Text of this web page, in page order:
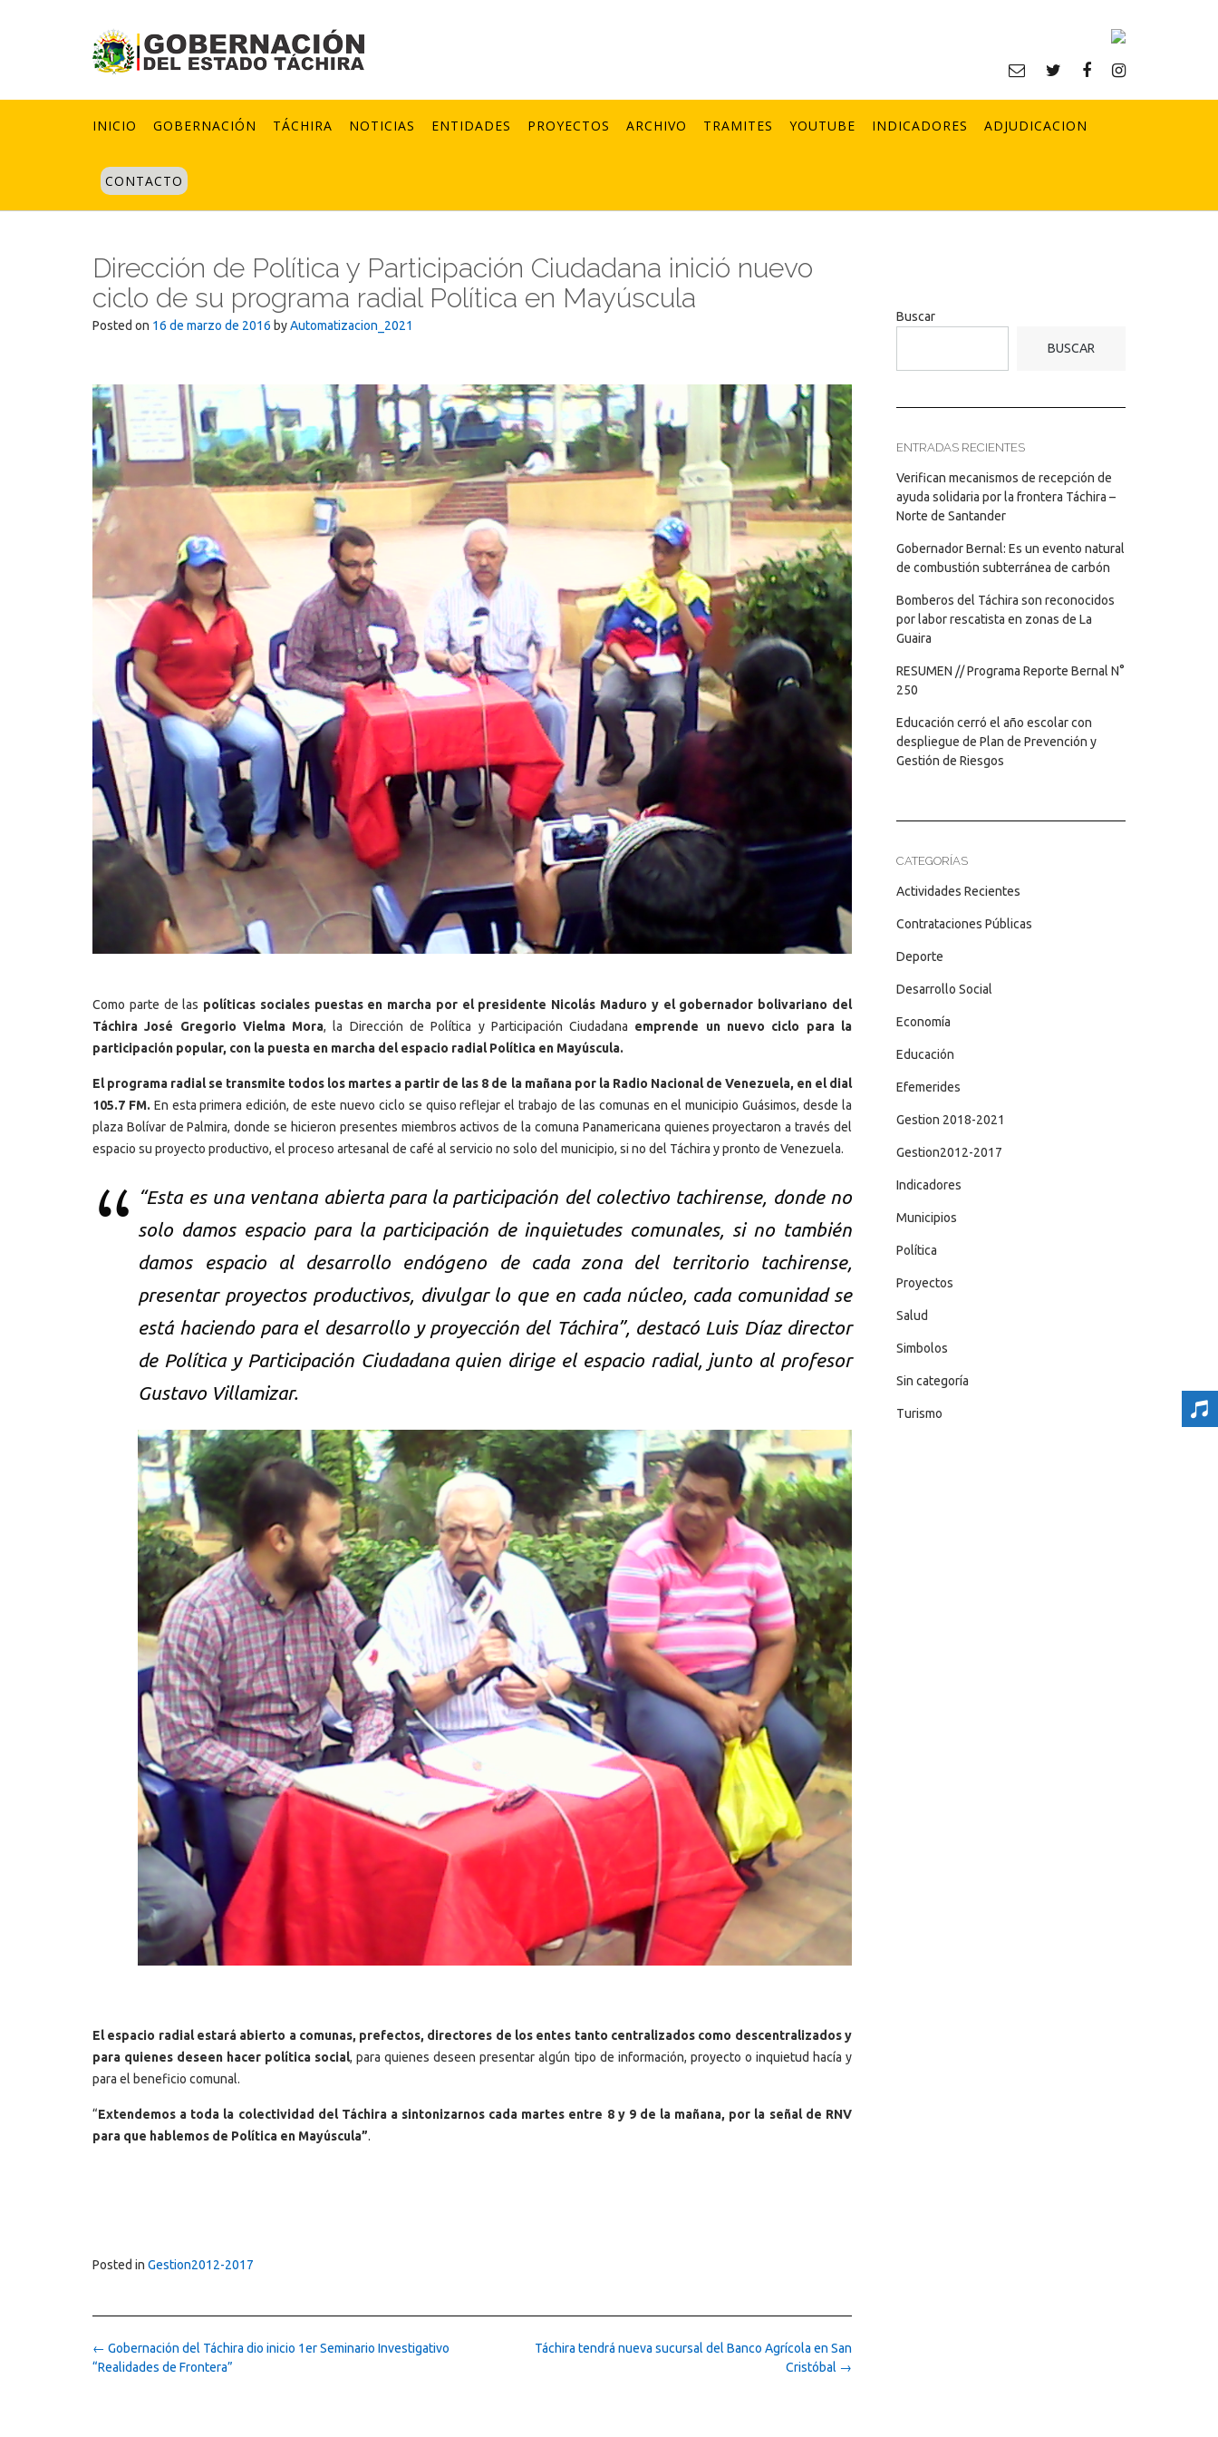
INICIO GOBERNACIÓN TÁCHIRA NOTICIAS ENTIDADES PROYECTOS ARCHIVO TRAMITES YOUTUBE INDICADORES ADJUDICACION
CONTACTO
Dirección de Política y Participación Ciudadana inició nuevo
ciclo de su programa radial Política en Mayúscula
Posted on 16 de marzo de 2016 byAutomatizacion_2021
Como parte de las políticas sociales puestas en marcha por el presidente Nicolás Maduro y el gobernador bolivariano del
Táchira José Gregorio Vielma Mora, la Dirección de Política y Participación Ciudadana emprende un nuevo ciclo para la
participación popular, con la puesta en marcha del espacio radial Política en Mayúscula.
El programa radial se transmite todos los martes a partir de las 8 de la mañana por la Radio Nacional de Venezuela, en el dial
105.7 FM. En esta primera edición, de este nuevo ciclo se quiso reflejar el trabajo de las comunas en el municipio Guásimos, desde la
plaza Bolívar de Palmira, donde se hicieron presentes miembros activos de la comuna Panamericana quienes proyectaron a través del
espacio su proyecto productivo, el proceso artesanal de café al servicio no solo del municipio, si no del Táchira y pronto de Venezuela.
“Esta es una ventana abierta para la participación del colectivo tachirense, donde no
solo damos espacio para la participación de inquietudes comunales, si no también
damos espacio al desarrollo endógeno de cada zona del territorio tachirense,
presentar proyectos productivos, divulgar lo que en cada núcleo, cada comunidad se
está haciendo para el desarrollo y proyección del Táchira”, destacó Luis Díaz director
de Política y Participación Ciudadana quien dirige el espacio radial, junto al profesor
Gustavo Villamizar.
El espacio radial estará abierto a comunas, prefectos, directores de los entes tanto centralizados como descentralizados y
para quienes deseen hacer política social, para quienes deseen presentar algún tipo de información, proyecto o inquietud hacía y
para el beneficio comunal.
“Extendemos a toda la colectividad del Táchira a sintonizarnos cada martes entre 8 y 9 de la mañana, por la señal de RNV
para que hablemos de Política en Mayúscula”.
Posted in Gestion2012-2017
Post
navigation
Táchira tendrá nueva sucursal del Banco Agrícola en San
Cristóbal →
← Gobernación del Táchira dio inicio 1er Seminario Investigativo
“Realidades de Frontera”
Buscar
BUSCAR
ENTRADAS RECIENTES
Verifican mecanismos de recepción de
ayuda solidaria por la frontera Táchira –
Norte de Santander
Gobernador Bernal: Es un evento natural
de combustión subterránea de carbón
Bomberos del Táchira son reconocidos
por labor rescatista en zonas de La
Guaira
RESUMEN // Programa Reporte Bernal N°
250
Educación cerró el año escolar con
despliegue de Plan de Prevención y
Gestión de Riesgos
CATEGORÍAS
Actividades Recientes
Contrataciones Públicas
Deporte
Desarrollo Social
Economía
Educación
Efemerides
Gestion 2018-2021
Gestion2012-2017
Indicadores
Municipios
Política
Proyectos
Salud
Simbolos
Sin categoría
Turismo